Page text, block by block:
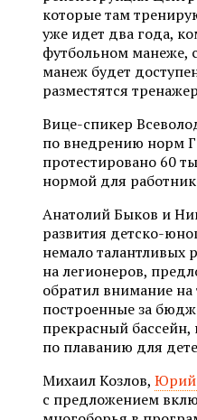
которые там
уже идет два года,
футбольном манеже,
манеж будет
разместятся
Вице-спикер
по внедрению норм
протестировано 60
нормой для
Анатолий Быков и
развития детско-
немало талантливых
на легионеров,
обратил внимание
построенные за
прекрасный
по плаванию для
Михаил Козлов,
с предложением